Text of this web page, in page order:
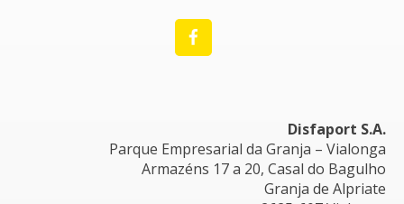
Disfaport S.A.
Parque Empresarial da Granja – Vialonga
Armazéns 17 a 20, Casal do Bagulho
Granja de Alpriate